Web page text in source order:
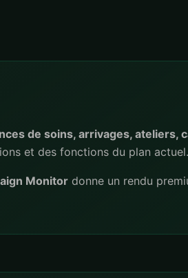
de soins, arrivages, ateliers,
et des fonctions du plan actuel.
Monitor donne un rendu